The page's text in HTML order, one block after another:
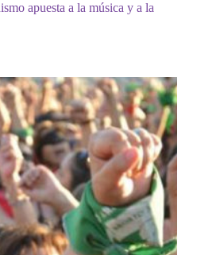
apuesta a la música y a la